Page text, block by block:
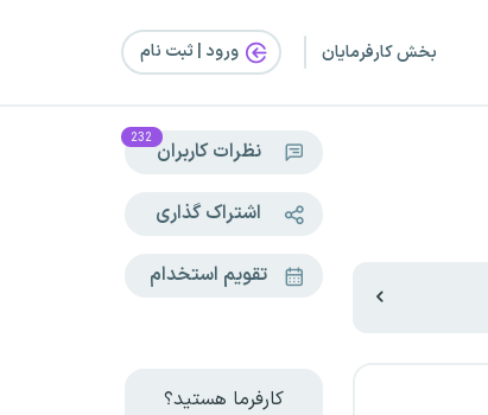
بخش کارفرمایان ورود | ثبت‌ نام
نظرات کاربران 232
اشتراک گذاری
تقویم استخدام
کارفرما هستید؟